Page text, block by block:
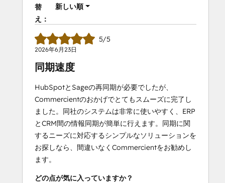
替
え：
新しい順
5/5
2026年6月23日
同期速度
HubSpotとSageの再同期が必要でしたが、
Commercientのおかげでとてもスムーズに完了し
ました。同社のシステムは非常に使いやすく、ERP
とCRM間の情報同期が簡単に行えます。同期に関
するニーズに対応するシンプルなソリューションを
お探しなら、間違いなくCommercientをお勧めし
ます。
どの点が気に入っていますか？